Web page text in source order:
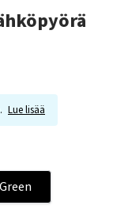
Lue lisää